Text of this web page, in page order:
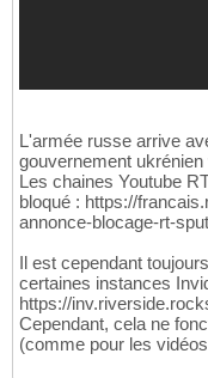
L'armée russe arrive
gouvernement
Les chaines Youtube
bloqué : https://
annonce-blocage-rt-
Il est cependant
certaines instances
https://
Cependant, cela ne
(comme pour les